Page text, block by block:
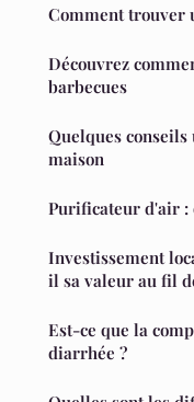
Comment trouver
Découvrez
barbecues
Quelques
maison
Purificateur d'air :
Investissement
il sa valeur au fil
Est-ce que la
diarrhée ?